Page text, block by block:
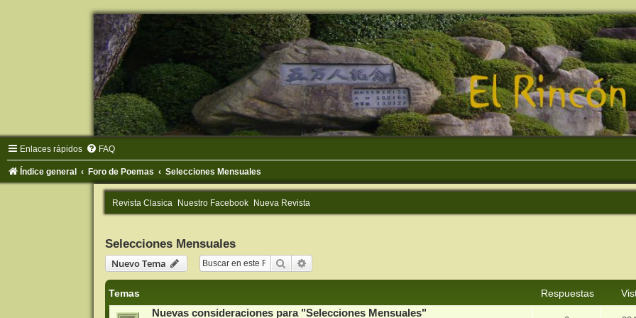
Enlaces rápidos FAQ
Índice general Foro de Poemas Selecciones Mensuales
Revista Clasica Nuestro Facebook Nueva Revista
Selecciones Mensuales
Nuevo Tema
Buscar
Temas Respuestas
Nuevas consideraciones para "Selecciones Mensuales"